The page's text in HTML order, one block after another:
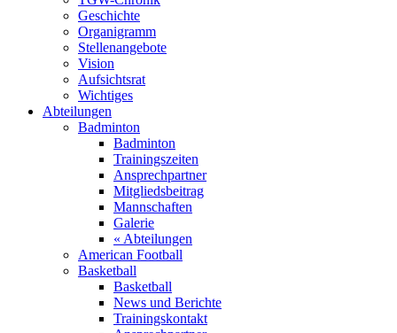
Geschichte
Organigramm
Stellenangebote
Vision
Aufsichtsrat
Wichtiges
Abteilungen
Badminton
Badminton
Trainingszeiten
Ansprechpartner
Mitgliedsbeitrag
Mannschaften
Galerie
« Abteilungen
American Football
Basketball
Basketball
News und Berichte
Trainingskontakt